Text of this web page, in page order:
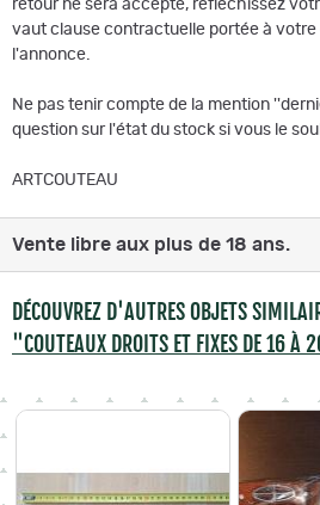
retour ne sera accepté, réfléchissez
vaut clause contractuelle portée à votre
l'annonce.
Ne pas tenir compte de la mention
question sur l'état du stock si vous le
ARTCOUTEAU
Vente libre aux plus de 18 ans.
DÉCOUVREZ D'AUTRES OBJETS
"COUTEAUX DROITS ET FIXES DE 16 À